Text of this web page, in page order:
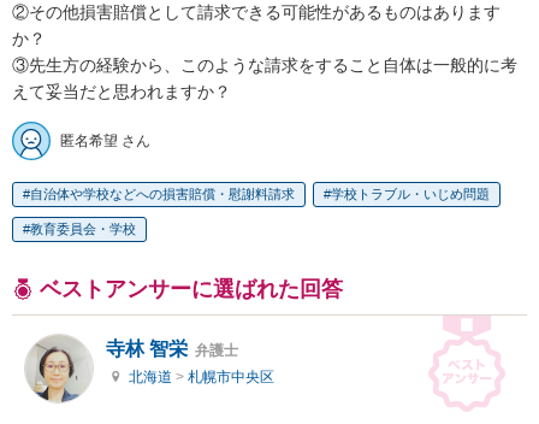
②その他損害賠償として請求できる可能性があるものはあります
か？
③先生方の経験から、このような請求をすること自体は一般的に考
えて妥当だと思われますか？
匿名希望 さん
自治体や学校などへの損害賠償・慰謝料請求 学校トラブル・いじめ問題
教育委員会・学校
ベストアンサーに選ばれた回答
寺林 智栄 弁護士
北海道 > 札幌市中央区